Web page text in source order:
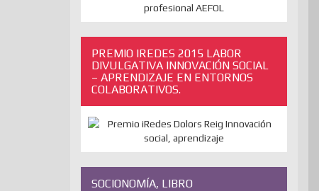
PREMIO IREDES 2015 LABOR
DIVULGATIVA INNOVACIÓN SOCIAL
– APRENDIZAJE EN ENTORNOS
COLABORATIVOS.
SOCIONOMÍA, LIBRO